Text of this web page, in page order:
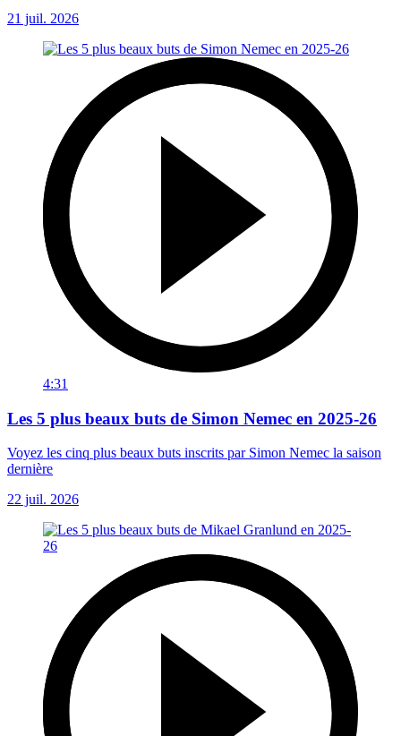
21 juil. 2026
4:31
Les 5 plus beaux buts de Simon Nemec en 2025-26
Voyez les cinq plus beaux buts inscrits par Simon Nemec la saison
dernière
22 juil. 2026